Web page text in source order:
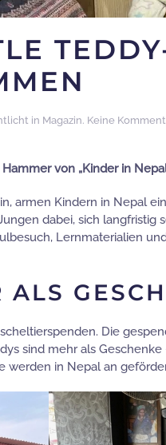
in Magazin. Keine
von „Kinder in
armen Kindern in Nepal
dabei, sich
Lernmaterialien
Die
sind mehr als
in Nepal an